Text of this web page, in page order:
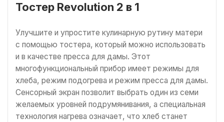
Тостер Revolution 2 в 1
Улучшите и упростите кулинарную рутину матери
с помощью тостера, который можно использовать
и в качестве пресса для дамы. Этот
многофункциональный прибор имеет режимы для
хлеба, режим подогрева и режим пресса для дамы.
Сенсорный экран позволит выбрать один из семи
желаемых уровней подрумянивания, а специальная
технология нагрева означает, что хлеб станет